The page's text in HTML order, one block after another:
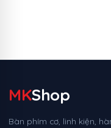
MKShop
Bàn phím cơ, linh kiện,